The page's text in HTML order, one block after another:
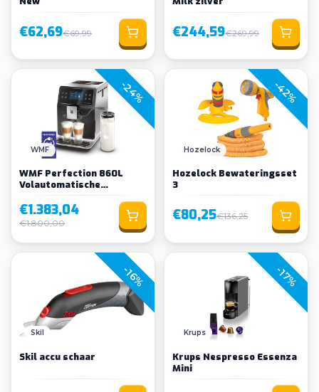
€62,69€69,99 €244,59€269,99
-24%
WMF
WMF Perfection 860L
Volautomatische
Espressomachine
€1.383,04
€1.800,00
-42%
Hozelock
Hozelock Bewateringsset
3
€80,25€136,25
-16%
Skil
Skil accu schaar
-17%
Krups
Krups Nespresso Essenza
Mini